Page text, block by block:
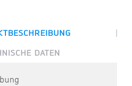
|
DATEN